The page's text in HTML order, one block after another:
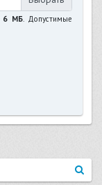
6 МБ. Допустимые